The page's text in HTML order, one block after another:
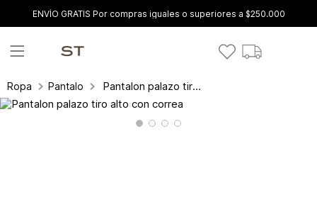
ENVÍO GRATIS Por compras iguales o superiores a $250.000
Ropa Pantalones y leggings Pantalon palazo tiro alto con correa